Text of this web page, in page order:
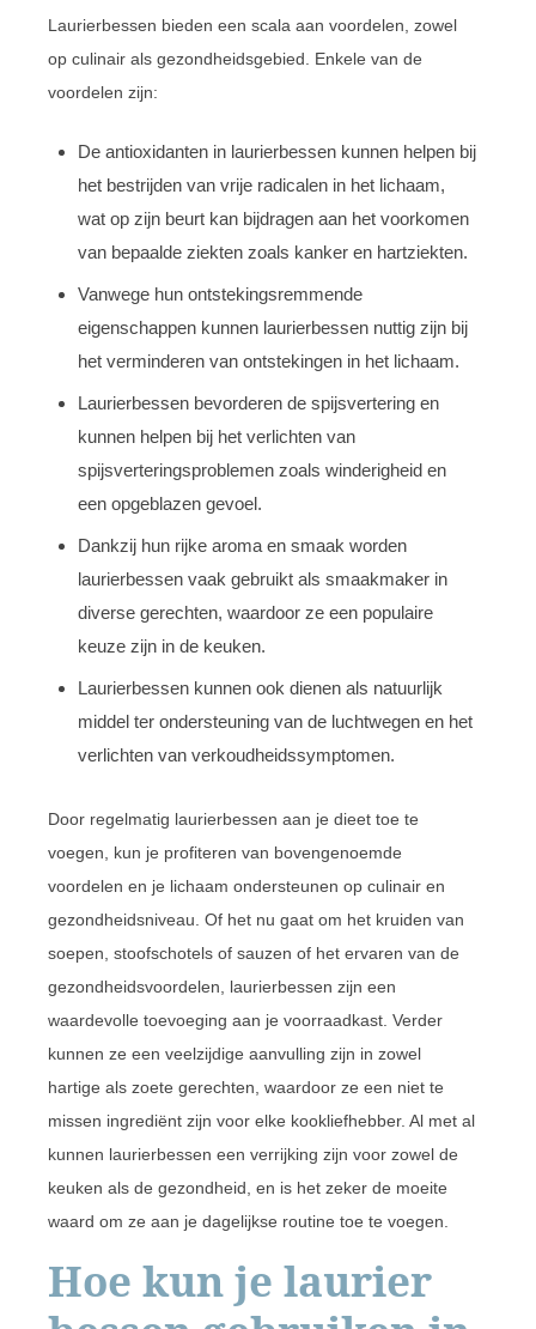
Laurierbessen bieden een scala aan voordelen, zowel
op culinair als gezondheidsgebied. Enkele van de
voordelen zijn:
De antioxidanten in laurierbessen kunnen helpen bij
het bestrijden van vrije radicalen in het lichaam,
wat op zijn beurt kan bijdragen aan het voorkomen
van bepaalde ziekten zoals kanker en hartziekten.
Vanwege hun ontstekingsremmende
eigenschappen kunnen laurierbessen nuttig zijn bij
het verminderen van ontstekingen in het lichaam.
Laurierbessen bevorderen de spijsvertering en
kunnen helpen bij het verlichten van
spijsverteringsproblemen zoals winderigheid en
een opgeblazen gevoel.
Dankzij hun rijke aroma en smaak worden
laurierbessen vaak gebruikt als smaakmaker in
diverse gerechten, waardoor ze een populaire
keuze zijn in de keuken.
Laurierbessen kunnen ook dienen als natuurlijk
middel ter ondersteuning van de luchtwegen en het
verlichten van verkoudheidssymptomen.
Door regelmatig laurierbessen aan je dieet toe te
voegen, kun je profiteren van bovengenoemde
voordelen en je lichaam ondersteunen op culinair en
gezondheidsniveau. Of het nu gaat om het kruiden van
soepen, stoofschotels of sauzen of het ervaren van de
gezondheidsvoordelen, laurierbessen zijn een
waardevolle toevoeging aan je voorraadkast. Verder
kunnen ze een veelzijdige aanvulling zijn in zowel
hartige als zoete gerechten, waardoor ze een niet te
missen ingrediënt zijn voor elke kookliefhebber. Al met al
kunnen laurierbessen een verrijking zijn voor zowel de
keuken als de gezondheid, en is het zeker de moeite
waard om ze aan je dagelijkse routine toe te voegen.
Hoe kun je laurier